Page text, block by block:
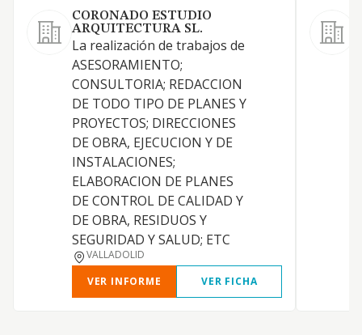
CORONADO ESTUDIO
ARQUITECTURA SL.
La realización de trabajos de
ASESORAMIENTO;
CONSULTORIA; REDACCION
DE TODO TIPO DE PLANES Y
PROYECTOS; DIRECCIONES
DE OBRA, EJECUCION Y DE
INSTALACIONES;
ELABORACION DE PLANES
DE CONTROL DE CALIDAD Y
DE OBRA, RESIDUOS Y
SEGURIDAD Y SALUD; ETC
VALLADOLID
VER INFORME
VER FICHA